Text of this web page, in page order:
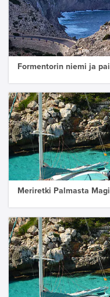
Formentorin niemi ja
Meriretki Palmasta